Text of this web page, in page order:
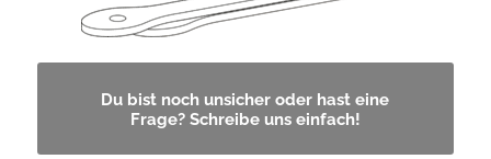
Du bist noch unsicher oder hast eine
Frage? Schreibe uns einfach!